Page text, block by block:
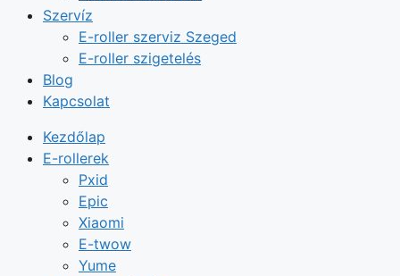
Szervíz
E-roller szerviz Szeged
E-roller szigetelés
Blog
Kapcsolat
Kezdőlap
E-rollerek
Pxid
Epic
Xiaomi
E-twow
Yume